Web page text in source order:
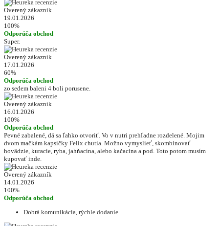
Overený zákazník
19.01.2026
100%
Odporúča obchod
Super.
Overený zákazník
17.01.2026
60%
Odporúča obchod
zo sedem baleni 4 boli porusene.
Overený zákazník
16.01.2026
100%
Odporúča obchod
Pevné zabalené, dá sa ľahko otvoriť. Vo v nutri prehľadne rozdelené. Mojim
dvom mačkám kapsičky Felix chutia. Možno vymyslieť, skombinovať
hovädzie, kuracie, ryba, jahňacína, alebo kačacina a pod. Toto potom musím
kupovať inde.
Overený zákazník
14.01.2026
100%
Odporúča obchod
Dobrá komunikácia, rýchle dodanie